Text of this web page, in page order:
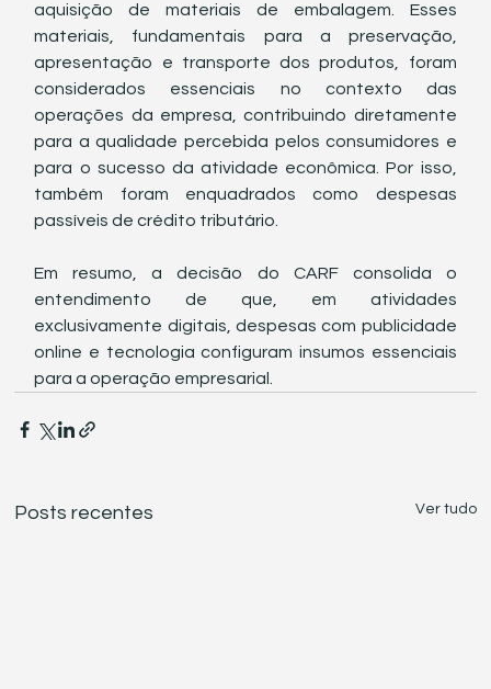
aquisição de materiais de embalagem. Esses
materiais, fundamentais para a preservação,
apresentação e transporte dos produtos, foram
considerados essenciais no contexto das
operações da empresa, contribuindo diretamente
para a qualidade percebida pelos consumidores e
para o sucesso da atividade econômica. Por isso,
também foram enquadrados como despesas
passíveis de crédito tributário.
Em resumo, a decisão do CARF consolida o
entendimento de que, em atividades
exclusivamente digitais, despesas com publicidade
online e tecnologia configuram insumos essenciais
para a operação empresarial.
Posts recentes Ver tudo